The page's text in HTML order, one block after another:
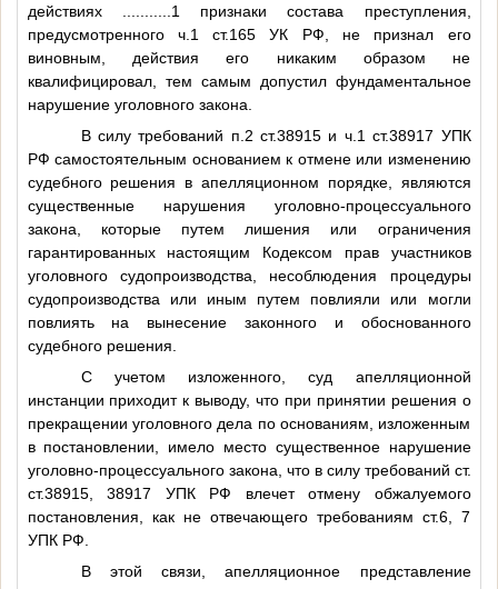
действиях
...........1
признаки состава преступления,
предусмотренного ч.1 ст.165 УК РФ, не признал его
виновным, действия его никаким образом не
квалифицировал, тем самым допустил фундаментальное
нарушение уголовного закона.
В силу требований п.2 ст.38915 и ч.1 ст.38917 УПК
РФ самостоятельным основанием к отмене или изменению
судебного решения в апелляционном порядке, являются
существенные нарушения уголовно-процессуального
закона, которые путем лишения или ограничения
гарантированных настоящим Кодексом прав участников
уголовного судопроизводства, несоблюдения процедуры
судопроизводства или иным путем повлияли или могли
повлиять на вынесение законного и обоснованного
судебного решения.
С учетом изложенного, суд апелляционной
инстанции приходит к выводу, что при принятии решения о
прекращении уголовного дела по основаниям, изложенным
в постановлении, имело место существенное нарушение
уголовно-процессуального закона, что в силу требований ст.
ст.38915, 38917 УПК РФ влечет отмену обжалуемого
постановления, как не отвечающего требованиям ст.6, 7
УПК РФ.
В этой связи, апелляционное представление